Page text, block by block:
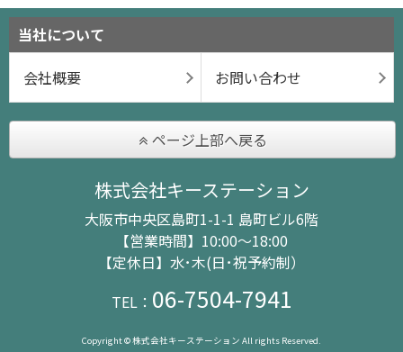
当社について
会社概要
お問い合わせ
ページ上部へ戻る
株式会社キーステーション
大阪市中央区島町1-1-1 島町ビル6階
【営業時間】10:00～18:00
【定休日】水･木(日･祝予約制）
TEL： 06-7504-7941
Copyright © 株式会社キーステーション All rights Reserved.